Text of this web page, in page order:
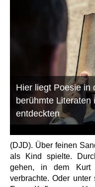
Hier liegt Poesie in
berühmte Literaten
entdeckten
(DJD). Über feinen
als Kind spielte.
gehen, in dem Kurt
verbrachte. Oder